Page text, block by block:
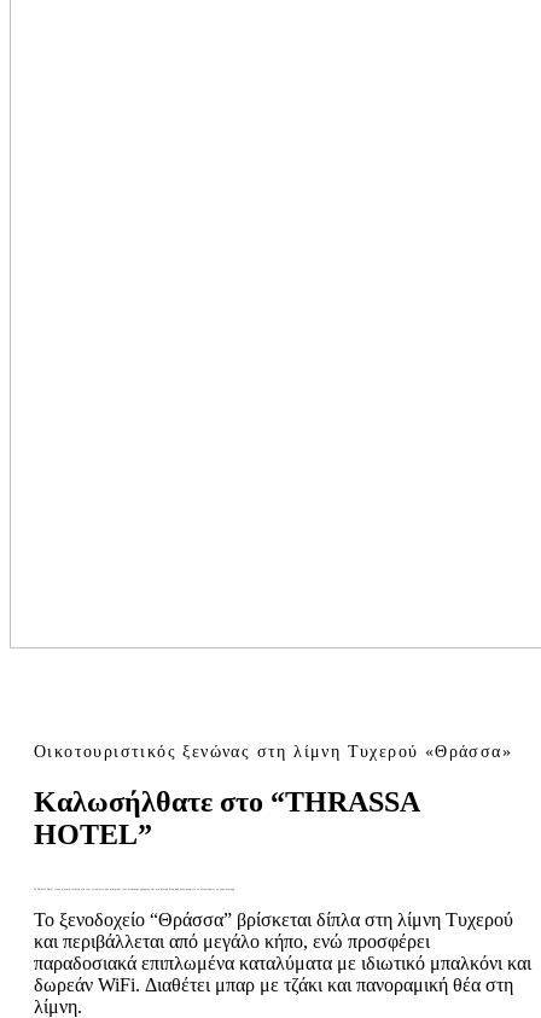
Οικοτουριστικός ξενώνας στη λίμνη Τυχερού «Θράσσα»
Καλωσήλθατε στο “ΤHRASSA
HOTEL”
Το ξενοδοχείο “Θράσσα” βρίσκεται δίπλα στη λίμνη Τυχερού
και περιβάλλεται από μεγάλο κήπο, ενώ προσφέρει
παραδοσιακά επιπλωμένα καταλύματα με ιδιωτικό μπαλκόνι και
δωρεάν WiFi. Διαθέτει μπαρ με τζάκι και πανοραμική θέα στη
λίμνη.